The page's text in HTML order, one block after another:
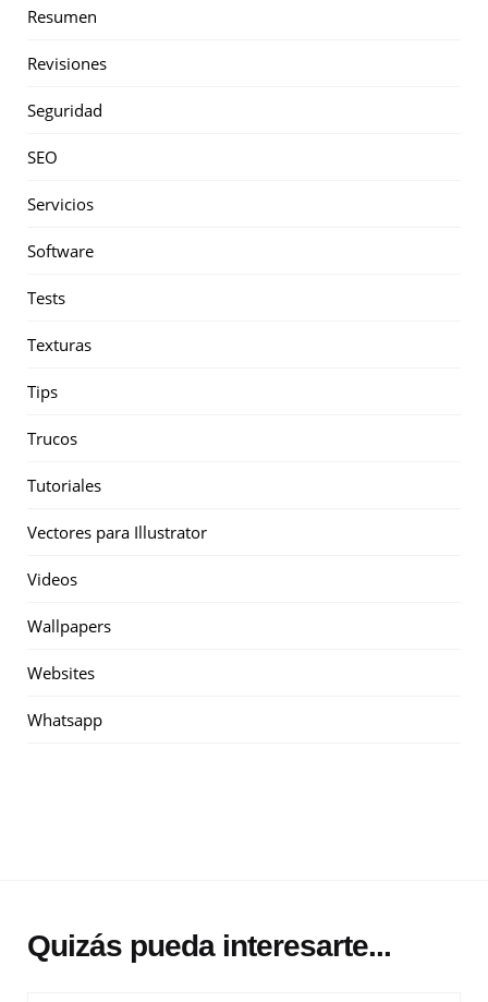
Resumen
Revisiones
Seguridad
SEO
Servicios
Software
Tests
Texturas
Tips
Trucos
Tutoriales
Vectores para Illustrator
Videos
Wallpapers
Websites
Whatsapp
Quizás pueda interesarte...